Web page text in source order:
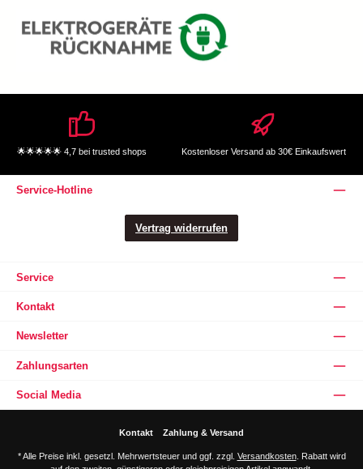
🌟🌟🌟🌟🌟 4,7 bei trusted shops Kostenloser Versand ab 30€ Einkaufswert
Service-Hotline
Vertrag widerrufen
Service
Kontakt
Newsletter
Zahlungsarten
Social Media
Kontakt Zahlung & Versand
* Alle Preise inkl. gesetzl. Mehrwertsteuer und ggf. zzgl. Versandkosten. Rabatt wird